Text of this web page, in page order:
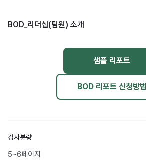
BOD_리더십(팀원) 소개
샘플 리포트
BOD 리포트 신청방법
검사분량
5~6페이지